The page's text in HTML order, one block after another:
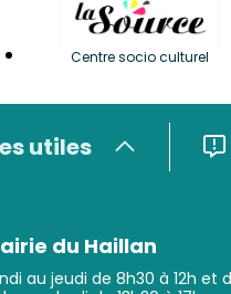
Centre socio culturel
utiles
du Haillan
au jeudi de 8h30 à 12h et